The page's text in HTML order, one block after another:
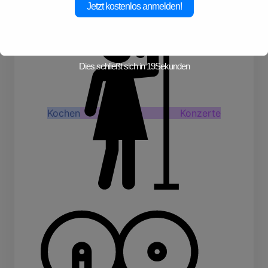
Kochen Konzerte
Jetzt kostenlos anmelden!
Dies schließt sich in19Sekunden